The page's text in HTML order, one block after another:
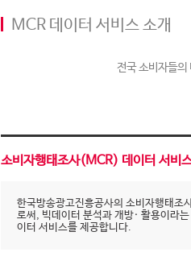
MCR 데이터 서비스 소개
전국 소비자들의
소비자행태조사(MCR) 데이터 서비
한국방송광고진흥공사의 소비자행태조
로써, 빅데이터 분석과 개방· 활용이라
이터 서비스를 제공합니다.